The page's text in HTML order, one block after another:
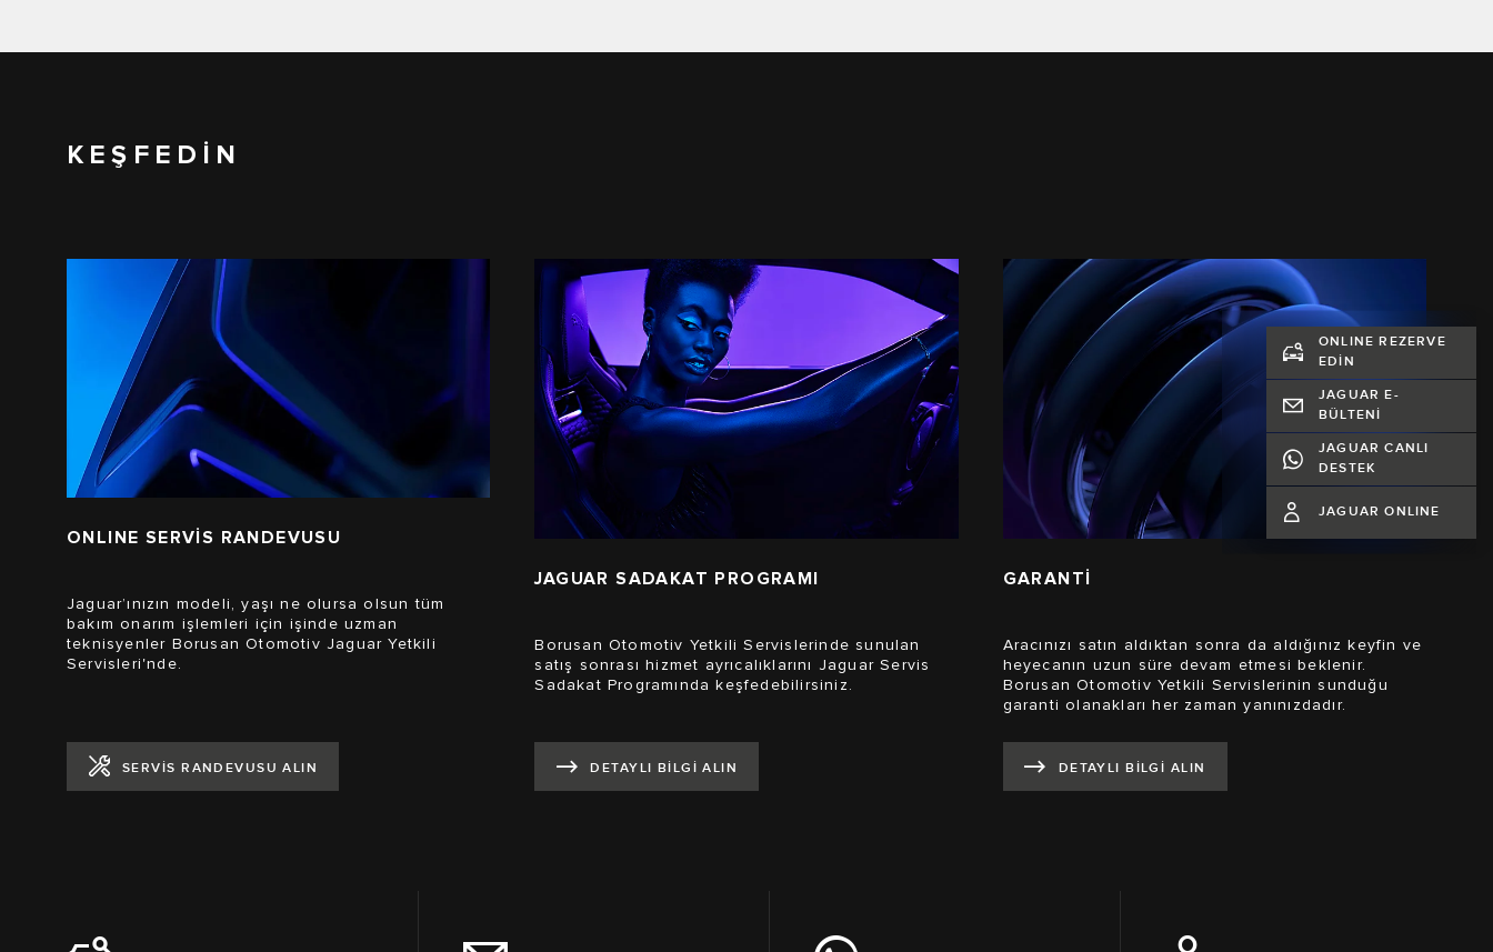
KEŞFEDİN
ONLINE SERVİS RANDEVUSU
Jaguar’ınızın modeli, yaşı ne olursa olsun tüm
bakım onarım işlemleri için işinde uzman
teknisyenler Borusan Otomotiv Jaguar Yetkili
Servisleri'nde.
SERVİS RANDEVUSU ALIN
JAGUAR SADAKAT PROGRAMI
Borusan Otomotiv Yetkili Servislerinde sunulan
satış sonrası hizmet ayrıcalıklarını Jaguar Servis
Sadakat Programında keşfedebilirsiniz.
DETAYLI BİLGİ ALIN
GARANTİ
Aracınızı satın aldıktan sonra da aldığınız keyfin ve
heyecanın uzun süre devam etmesi beklenir.
Borusan Otomotiv Yetkili Servislerinin sunduğu
garanti olanakları her zaman yanınızdadır.
DETAYLI BİLGİ ALIN
ONLINE REZERVE
EDİN
JAGUAR E-
BÜLTENİ
JAGUAR CANLI
DESTEK
JAGUAR ONLINE